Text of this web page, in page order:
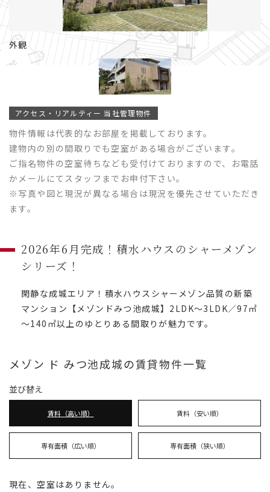
外観
アクセス・リアルティー 当社管理物件
物件情報は代表的なお部屋を掲載しております。
建物内の別の間取りでも空室がある場合がございます。
ご指名物件の空室待ちなども受付けておりますので、お電話
かメールにてスタッフまでお申付下さい。
※写真や図と現況が異なる場合は現況を優先させていただき
ます。
2026年6月完成！積水ハウスのシャーメゾン
シリーズ！
閑静な成城エリア！積水ハウスシャーメゾン品質の新築
マンション【メゾンドみつ池成城】2LDK～3LDK／97㎡
～140㎡以上のゆとりある間取りが魅力です。
メゾン ド みつ池成城の賃貸物件一覧
並び替え
賃料（高い順） 賃料（安い順）
専有面積（広い順） 専有面積（狭い順）
現在、空室はありません。